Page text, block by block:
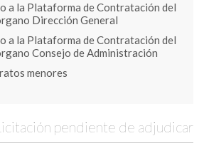
a la Plataforma de Contratación del
Dirección General
a la Plataforma de Contratación del
Consejo de Administración
menores
pendiente de adjudicar